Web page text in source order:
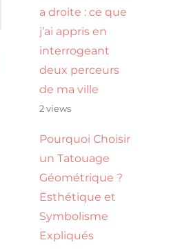
a droite : ce que
j’ai appris en
interrogeant
deux perceurs
de ma ville
2 views
Pourquoi Choisir
un Tatouage
Géométrique ?
Esthétique et
Symbolisme
Expliqués